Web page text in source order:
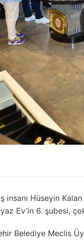
insanı Hüseyin
Ev’in 6. şubesi,
Belediye Meclis